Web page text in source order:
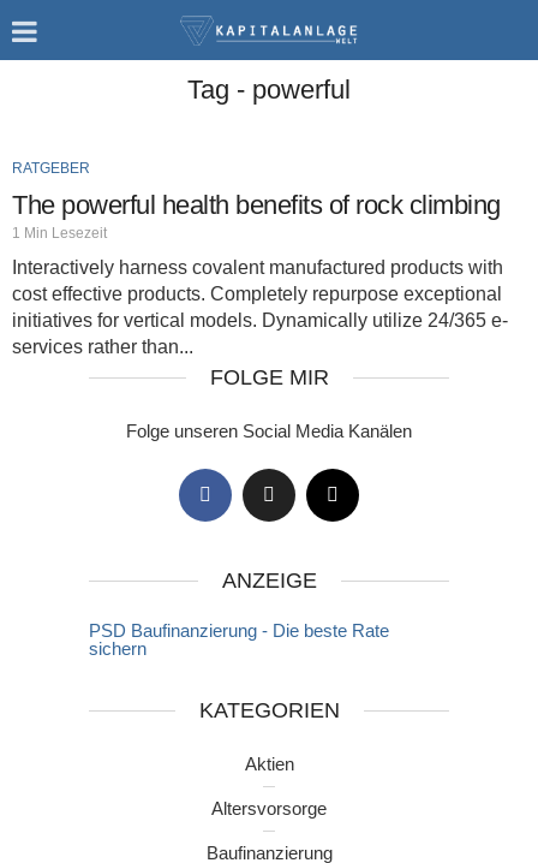
Tag - powerful
RATGEBER
The powerful health benefits of rock climbing
1 Min Lesezeit
Interactively harness covalent manufactured products with
cost effective products. Completely repurpose exceptional
initiatives for vertical models. Dynamically utilize 24/365 e-
services rather than...
FOLGE MIR
Folge unseren Social Media Kanälen
ANZEIGE
PSD Baufinanzierung - Die beste Rate
sichern
KATEGORIEN
Aktien
Altersvorsorge
Baufinanzierung